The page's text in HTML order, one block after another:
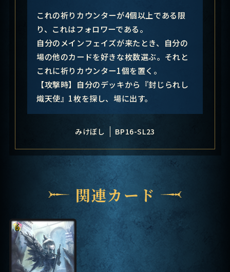
これの祈りカウンターが4個以上である限
り、これはフォロワーである。
自分のメインフェイズが来たとき、自分の
場の他のカードを好きな枚数選ぶ。それと
これに祈りカウンター1個を置く。
【攻撃時】自分のデッキから『封じられし
熾天使』1枚を探し、場に出す。
みけぼし BP16-SL23
関連カード